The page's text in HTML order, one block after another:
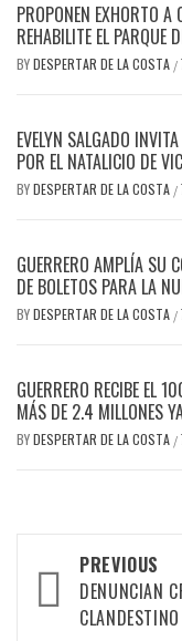
PROPONEN EXHORTO A
REHABILITE EL PARQUE
BYDESPERTAR DE LA COSTA /
EVELYN SALGADO
POR EL NATALICIO DE
BYDESPERTAR DE LA COSTA /
GUERRERO AMPLÍA SU
DE BOLETOS PARA LA
BYDESPERTAR DE LA COSTA /
GUERRERO RECIBE EL
MÁS DE 2.4 MILLONES
BYDESPERTAR DE LA COSTA /
Post
navigation
PREVIOUS
DENUNCIAN